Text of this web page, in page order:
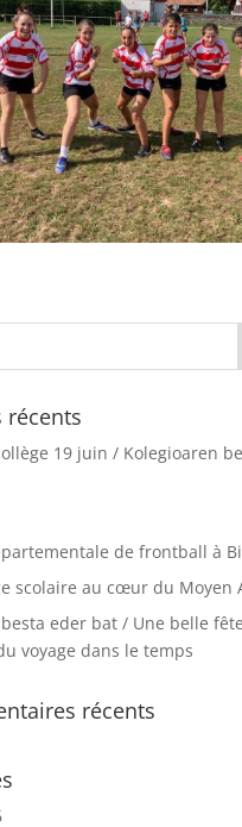
récents
19 juin / Kolegioaren
de frontball à
scolaire au cœur du Moyen
besta eder bat / Une belle
voyage dans le temps
récents